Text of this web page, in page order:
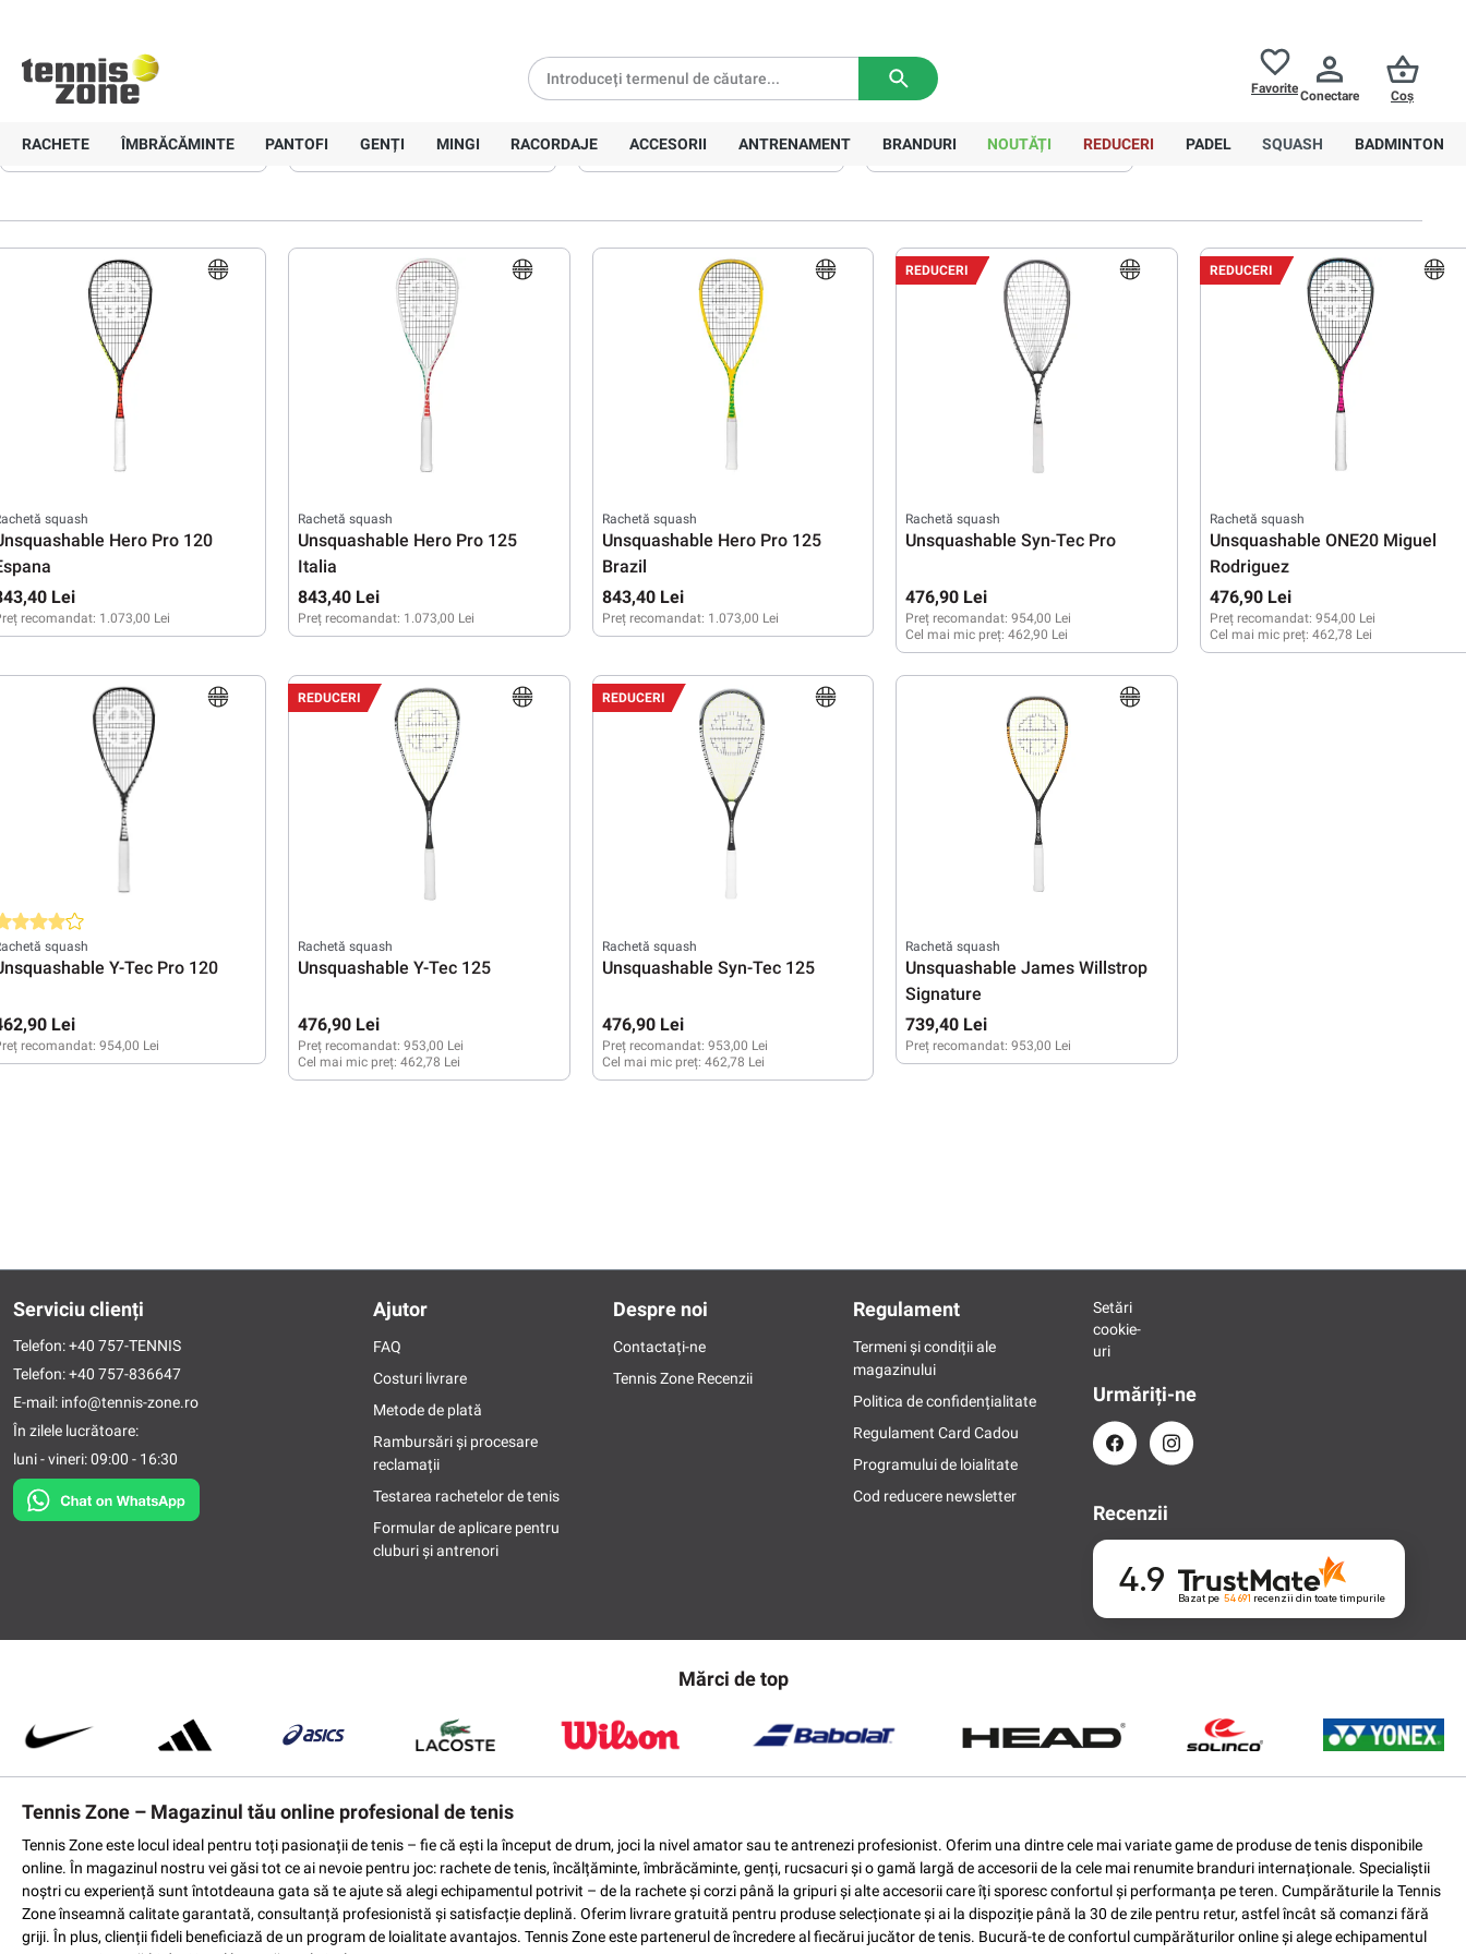
FavoriteConectare Coș
RACHETE ÎMBRĂCĂMINTE PANTOFI GENȚI MINGI RACORDAJE ACCESORII ANTRENAMENT BRANDURI NOUTĂȚI REDUCERI PADEL SQUASH BADMINTON
Unsquashable
Avansat Sortare
squash
Hero Pro 120
Lei
recomandat: 1.073,00 Lei
Rachetă squash
Unsquashable Hero Pro 125
Italia
843,40 Lei
Preț recomandat: 1.073,00 Lei
Rachetă squash
Unsquashable Hero Pro 125
Brazil
843,40 Lei
Preț recomandat: 1.073,00 Lei
REDUCERI
Rachetă squash
Unsquashable Syn-Tec Pro
476,90 Lei
Preț recomandat: 954,00 Lei
Cel mai mic preț:462,90 Lei
REDUCERI
Rachetă squash
Unsquashable ONE20 Miguel
Rodriguez
476,90 Lei
Preț recomandat: 954,00 Lei
Cel mai mic preț:462,78 Lei
medie de 4 din 5 stele
squash
Y-Tec Pro 120
Lei
recomandat: 954,00 Lei
REDUCERI
Rachetă squash
Unsquashable Y-Tec 125
476,90 Lei
Preț recomandat: 953,00 Lei
Cel mai mic preț: 462,78 Lei
REDUCERI
Rachetă squash
Unsquashable Syn-Tec 125
476,90 Lei
Preț recomandat: 953,00 Lei
Cel mai mic preț: 462,78 Lei
Rachetă squash
Unsquashable James Willstrop
Signature
739,40 Lei
Preț recomandat: 953,00 Lei
Serviciu clienți
Telefon:+40 757-TENNIS
Telefon:+40 757-836647
E-mail: info@tennis-zone.ro
În zilele lucrătoare:
luni - vineri: 09:00 - 16:30
Ajutor
FAQ
Costuri livrare
Metode de plată
Rambursări și procesare
reclamații
Testarea rachetelor de tenis
Formular de aplicare pentru
cluburi și antrenori
Despre noi
Contactați-ne
Tennis Zone Recenzii
Regulament
Termeni și condiții ale
magazinului
Politica de confidențialitate
Regulament Card Cadou
Programului de loialitate
Cod reducere newsletter
Setări
cookie-
uri
Urmăriți-ne
Recenzii
4.9 Bazat pe 54 691 recenzii din toate timpurile
Mărci de top
Tennis Zone – Magazinul tău online profesional de tenis
Tennis Zone este locul ideal pentru toți pasionații de tenis – fie că ești la început de drum, joci la nivel amator sau te antrenezi profesionist. Oferim una dintre cele mai variate game de produse de tenis disponibile
online. În magazinul nostru vei găsi tot ce ai nevoie pentru joc: rachete de tenis, încălțăminte, îmbrăcăminte, genți, rucsacuri și o gamă largă de accesorii de la cele mai renumite branduri internaționale. Specialiștii
noștri cu experiență sunt întotdeauna gata să te ajute să alegi echipamentul potrivit – de la rachete și corzi până la gripuri și alte accesorii care îți sporesc confortul și performanța pe teren. Cumpărăturile la Tennis
Zone înseamnă calitate garantată, consultanță profesionistă și satisfacție deplină. Oferim livrare gratuită pentru produse selecționate și ai la dispoziție până la 30 de zile pentru retur, astfel încât să comanzi fără
griji. În plus, clienții fideli beneficiază de un program de loialitate avantajos. Tennis Zone este partenerul de încredere al fiecărui jucător de tenis. Bucură-te de confortul cumpărăturilor online și alege echipamentul